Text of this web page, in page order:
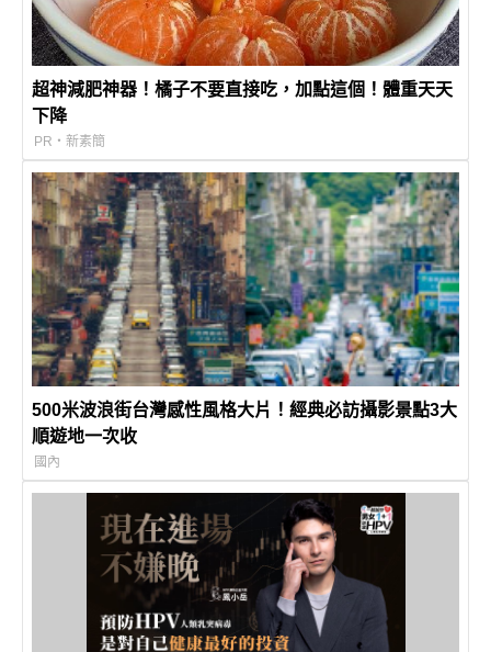
超神減肥神器！橘子不要直接吃，加點這個！體重天天
下降
PR・新素簡
500米波浪街台灣感性風格大片！經典必訪攝影景點3大
順遊地一次收
國內